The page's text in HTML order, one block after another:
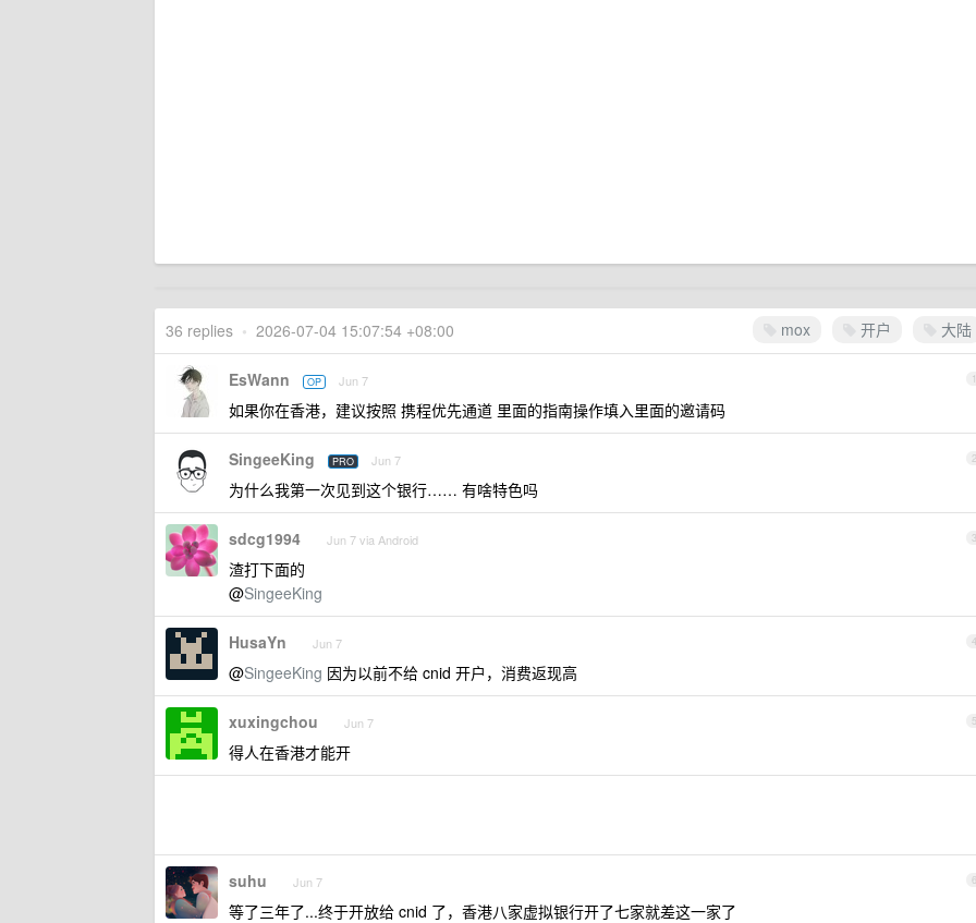
mox 开户 大陆
36 replies • 2026-07-04 15:07:54 +08:00
1
EsWann OP Jun 7
如果你在香港，建议按照 携程优先通道 里面的指南操作填入里面的邀请码
2
SingeeKing PRO Jun 7
为什么我第一次见到这个银行…… 有啥特色吗
3
sdcg1994 Jun 7 via Android
渣打下面的
@SingeeKing
4
HusaYn Jun 7
@SingeeKing 因为以前不给 cnid 开户，消费返现高
5
xuxingchou Jun 7
得人在香港才能开
6
suhu Jun 7
等了三年了...终于开放给 cnid 了，香港八家虚拟银行开了七家就差这一家了